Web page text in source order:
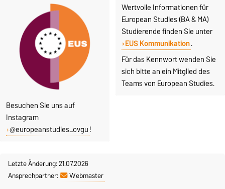
Besuchen Sie uns auf
Instagram
@europeanstudies_ovgu!
Wertvolle Informationen für
European Studies (BA & MA)
Studierende finden Sie unter
EUS Kommunikation.
Für das Kennwort wenden Sie
sich bitte an ein Mitglied des
Teams von European Studies.
Letzte Änderung: 21.07.2026
Ansprechpartner:
Webmaster